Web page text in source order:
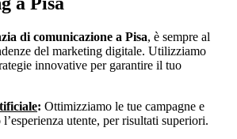
di comunicazione a Pisa, è sempre al
del marketing digitale. Utilizziamo
innovative per garantire il tuo
: Ottimizziamo le tue campagne e
utente, per risultati superiori.